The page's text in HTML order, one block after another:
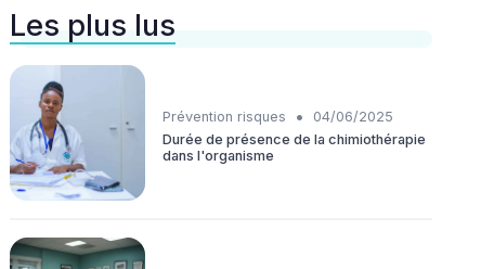
Les plus lus
Prévention risques •
04/06/2025
Durée de présence de la chimiothérapie
dans l'organisme